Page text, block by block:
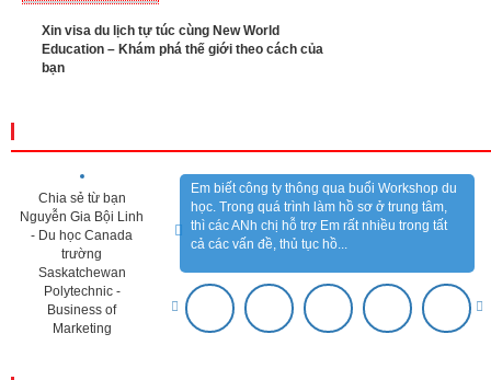
Xin visa du lịch tự túc cùng New World
Education – Khám phá thế giới theo cách của
bạn
Chia sẻ từ bạn
Nguyễn Gia Bội Linh
- Du học Canada
trường
Saskatchewan
Polytechnic -
Business of
Marketing
Em biết công ty thông qua buổi Workshop du
học. Trong quá trình làm hồ sơ ở trung tâm,
thì các ANh chị hỗ trợ Em rất nhiều trong tất
cả các vấn đề, thủ tục hồ...